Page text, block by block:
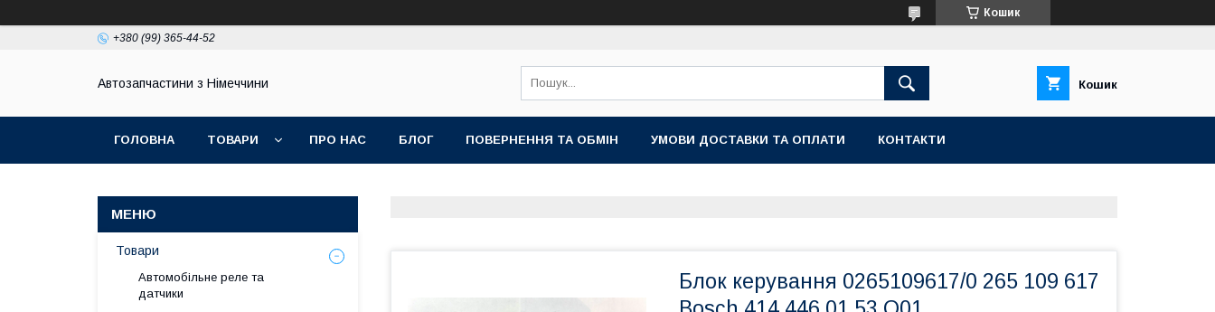
Кошик
+380 (99) 365-44-52
Автозапчастини з Німеччини Кошик
ГОЛОВНА ТОВАРИ ПРО НАС БЛОГ ПОВЕРНЕННЯ ТА ОБМІН УМОВИ ДОСТАВКИ ТА ОПЛАТИ КОНТАКТИ
Блок керування 0265109617/0 265 109 617
Товари
Автомобільне реле та
датчики